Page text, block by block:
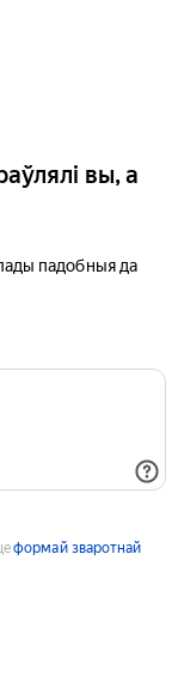
вы, а
падобныя да
формай зваротнай